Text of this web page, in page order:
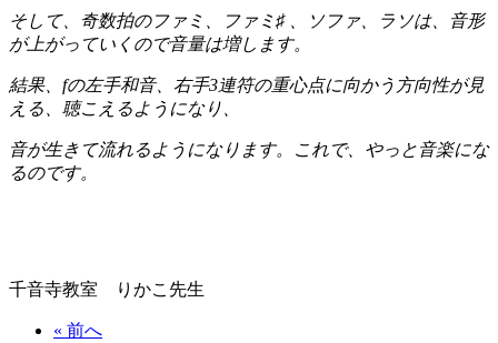
そして、奇数拍のファミ、ファミ♯ 、ソファ、ラソは、音形
が上がっていくので音量は増します。
結果、 fの左手和音、右手3連符の重心点に向かう方向性が見
える、聴こえるようになり、
音が生きて流れるようになります。これで、やっと音楽にな
るのです。
千音寺教室 りかこ先生
« 前へ